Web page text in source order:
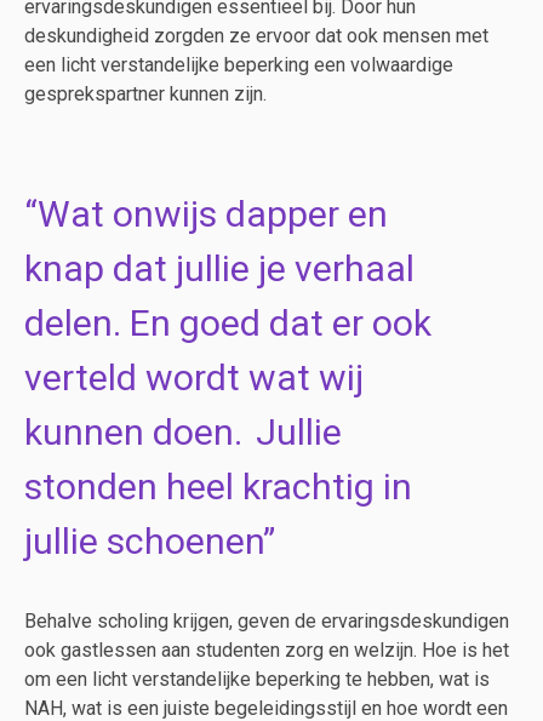
ervaringsdeskundigen essentieel bij. Door hun
deskundigheid zorgden ze ervoor dat ook mensen met
een licht verstandelijke beperking een volwaardige
gesprekspartner kunnen zijn.
Wat onwijs dapper en
knap dat jullie je verhaal
delen. En goed dat er ook
verteld wordt wat wij
kunnen doen. Jullie
stonden heel krachtig in
jullie schoenen
Behalve scholing krijgen, geven de ervaringsdeskundigen
ook gastlessen aan studenten zorg en welzijn. Hoe is het
om een licht verstandelijke beperking te hebben, wat is
NAH, wat is een juiste begeleidingsstijl en hoe wordt een